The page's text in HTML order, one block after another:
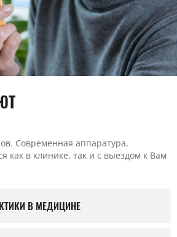
Современная аппаратура,
как в клинике, так и с выездом к Вам
В МЕДИЦИНЕ